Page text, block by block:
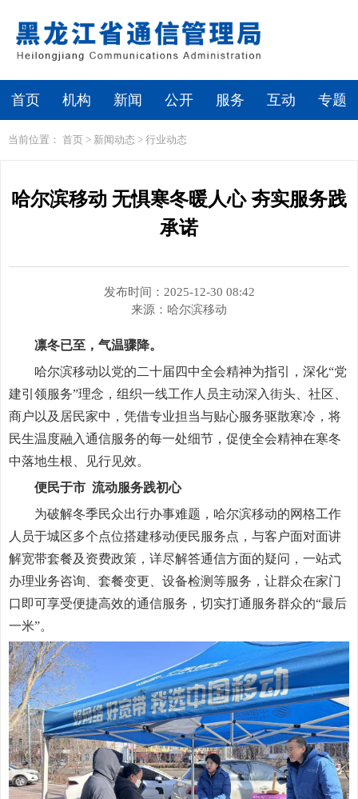
首页 机构 新闻 公开 服务 互动 专题
当前位置： 首页 > 新闻动态 > 行业动态
哈尔滨移动 无惧寒冬暖人心 夯实服务践
承诺
发布时间：2025-12-30 08:42
来源： 哈尔滨移动
凛冬已至，气温骤降。
哈尔滨移动以党的二十届四中全会精神为指引，深化“党
建引领服务”理念，组织一线工作人员主动深入街头、社区、
商户以及居民家中，凭借专业担当与贴心服务驱散寒冷，将
民生温度融入通信服务的每一处细节，促使全会精神在寒冬
中落地生根、见行见效。
便民于市 流动服务践初心
为破解冬季民众出行办事难题，哈尔滨移动的网格工作
人员于城区多个点位搭建移动便民服务点，与客户面对面讲
解宽带套餐及资费政策，详尽解答通信方面的疑问，一站式
办理业务咨询、套餐变更、设备检测等服务，让群众在家门
口即可享受便捷高效的通信服务，切实打通服务群众的“最后
一米”。